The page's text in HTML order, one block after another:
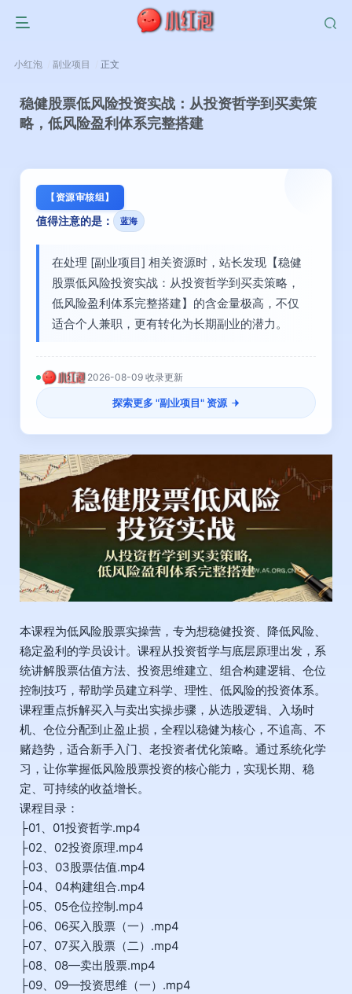
小红泡 副业项目 正文
稳健股票低风险投资实战：从投资哲学到买卖策
略，低风险盈利体系完整搭建
【资源审核组】
值得注意的是： 蓝海
在处理 [副业项目] 相关资源时，站长发现【稳健
股票低风险投资实战：从投资哲学到买卖策略，
低风险盈利体系完整搭建】的含金量极高，不仅
适合个人兼职，更有转化为长期副业的潜力。
2026-08-09 收录更新
探索更多 "副业项目" 资源
本课程为低风险股票实操营，专为想稳健投资、降低风险、
稳定盈利的学员设计。课程从投资哲学与底层原理出发，系
统讲解股票估值方法、投资思维建立、组合构建逻辑、仓位
控制技巧，帮助学员建立科学、理性、低风险的投资体系。
课程重点拆解买入与卖出实操步骤，从选股逻辑、入场时
机、仓位分配到止盈止损，全程以稳健为核心，不追高、不
赌趋势，适合新手入门、老投资者优化策略。通过系统化学
习，让你掌握低风险股票投资的核心能力，实现长期、稳
定、可持续的收益增长。
课程目录：
├01、01投资哲学.mp4
├02、02投资原理.mp4
├03、03股票估值.mp4
├04、04构建组合.mp4
├05、05仓位控制.mp4
├06、06买入股票（一）.mp4
├07、07买入股票（二）.mp4
├08、08—卖出股票.mp4
├09、09—投资思维（一）.mp4